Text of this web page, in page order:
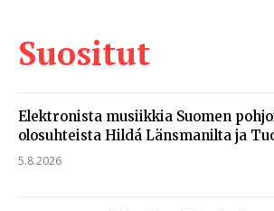
Suositut
Elektronista musiikkia Suomen
olosuhteista Hildá Länsmanilta ja
5.8.2026